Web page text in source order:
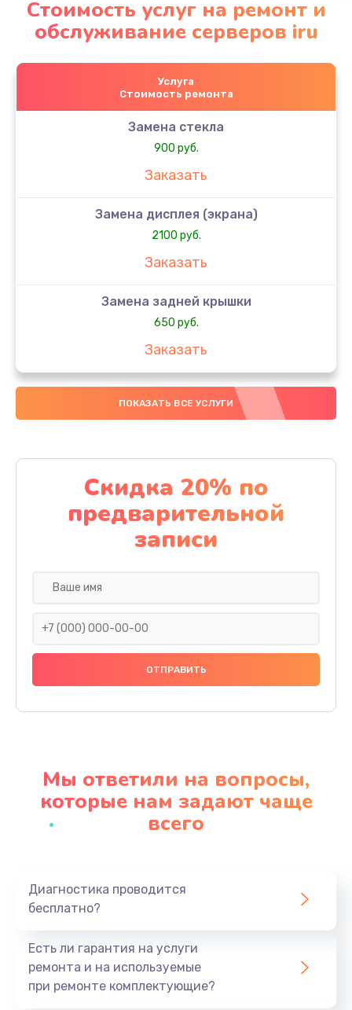
Стоимость услуг на ремонт и
обслуживание серверов iru
Услуга
Стоимость ремонта
Замена стекла
900 руб.
Заказать
Замена дисплея (экрана)
2100 руб.
Заказать
Замена задней крышки
650 руб.
Заказать
Замена аккумулятора
4000 руб.
Замена материнской платы
1100 руб.
Заказать
Замена праймера
1000 руб.
Заказать
Профилактическая чистка
Заказать
ПОКАЗАТЬ ВСЕ УСЛУГИ
Скидка 20% по
предварительной
записи
Мы ответили на вопросы,
которые нам задают чаще
всего
Диагностика проводится
бесплатно?
Есть ли гарантия на услуги
ремонта и на используемые
при ремонте комплектующие?